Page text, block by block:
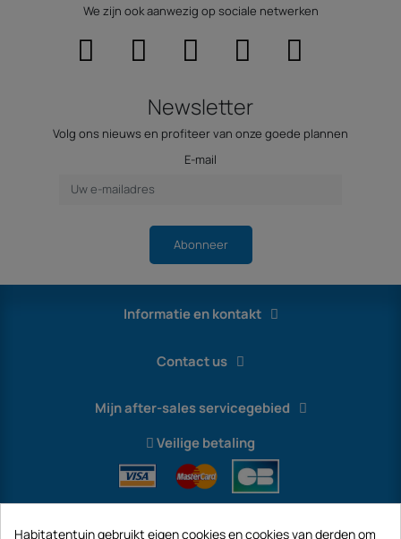
We zijn ook aanwezig op sociale netwerken
Newsletter
Volg ons nieuws en profiteer van onze goede plannen
E-mail
Abonneer
Informatie en kontakt
Contact us
Mijn after-sales servicegebied
Veilige betaling
Habitatentuin gebruikt eigen cookies en cookies van derden om